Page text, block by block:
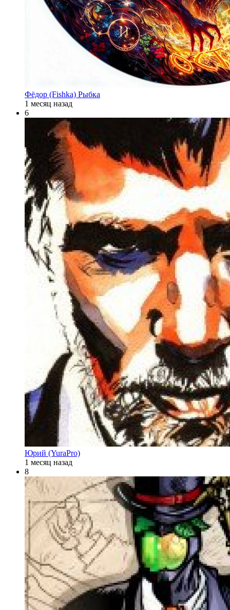
Фёдор (Fishka) Рыбка
1 месяц назад
6
Юрий (YuraPro)
1 месяц назад
8